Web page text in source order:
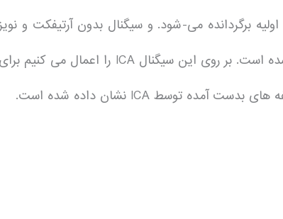
برگردانده می-شود. و سیگنال بدون آرتیفکت و نویز
بدست می آید. در شکل (5-2) ده کانال از یک سیگنال نشان داده شده است. بر روی این سیگنال ICA را اعمال می کنیم برای